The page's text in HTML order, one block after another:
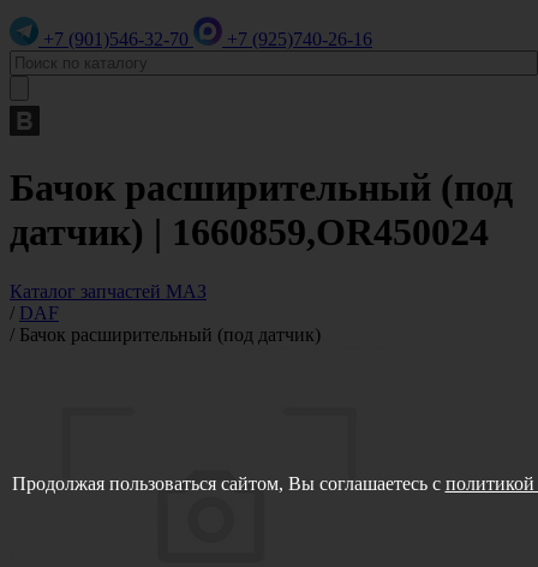
+7 (901)546-32-70 +7 (925)740-26-16
Бачок расширительный (под
датчик) | 1660859,OR450024
Каталог запчастей МАЗ
/ DAF
/ Бачок расширительный (под датчик)
Продолжая пользоваться сайтом, Вы соглашаетесь с политикой